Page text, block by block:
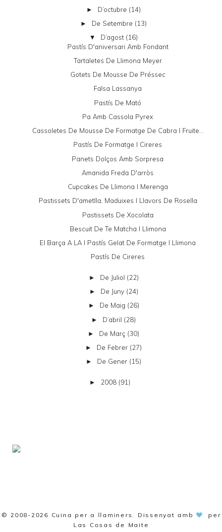
► D’octubre (14)
► De Setembre (13)
▼ D’agost (16)
Pastís D'aniversari Amb Fondant
Tartaletes De Llimona Meyer
Gotets De Mousse De Préssec
Falsa Lassanya
Pastís De Mató
Pa Amb Cassola Pyrex
Cassoletes De Mousse De Formatge De Cabra I Fruite...
Pastís De Formatge I Cireres
Panets Dolços Amb Sorpresa
Amanida Freda D'arròs
Cupcakes De Llimona I Merenga
Pastissets D'ametlla, Maduixes I Llavors De Rosella
Pastissets De Xocolata
Bescuit De Te Matcha I Llimona
El Barça A LA I Pastís Gelat De Formatge I Llimona
Pastís De Cireres
► De Juliol (22)
► De Juny (24)
► De Maig (26)
► D’abril (28)
► De Març (30)
► De Febrer (27)
► De Gener (15)
► 2008 (91)
© 2008-2026 Cuina per a llaminers . Dissenyat amb
per
Las Cosas de Maite